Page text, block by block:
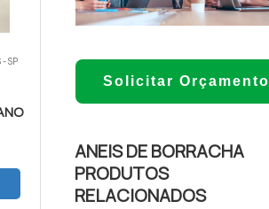
SP
Solicitar Orçamento
ANEIS DE BORRACHA
PRODUTOS
RELACIONADOS